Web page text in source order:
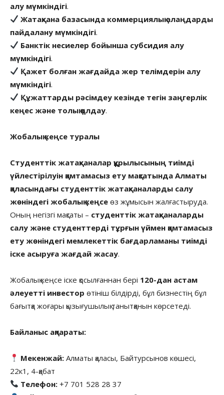
алу мүмкіндігі.
Жатақхана базасында коммерциялық алаңдарды
пайдалану мүмкіндігі.
Банктік несиелер бойынша субсидия алу
мүмкіндігі.
Қажет болған жағдайда жер телімдерін алу
мүмкіндігі.
Құжаттарды рәсімдеу кезінде тегін заңгерлік
кеңес және толық қолдау.
Жобалық кеңсе туралы
Студенттік жатақханалар құрылысының тиімді
үйлестірілуін қамтамасыз ету мақсатында Алматы
қаласындағы студенттік жатақханаларды салу
жөніндегі жобалық кеңсе өз жұмысын жалғастыруда.
Оның негізгі мақсаты – студенттік жатақханаларды
салу және студенттерді тұрғын үймен қамтамасыз
ету жөніндегі мемлекеттік бағдарламаны тиімді
іске асыруға жағдай жасау.
Жобалық кеңсе іске қосылғаннан бері 120-дан астам
әлеуетті инвестор өтініш білдірді, бұл бизнестің бұл
бағытқа жоғары қызығушылық танытқанын көрсетеді.
Байланыс ақпараты:
Мекенжай: Алматы қаласы, Байтурсынов көшесі,
22к1, 4-қабат
Телефон: +7 701 528 28 37